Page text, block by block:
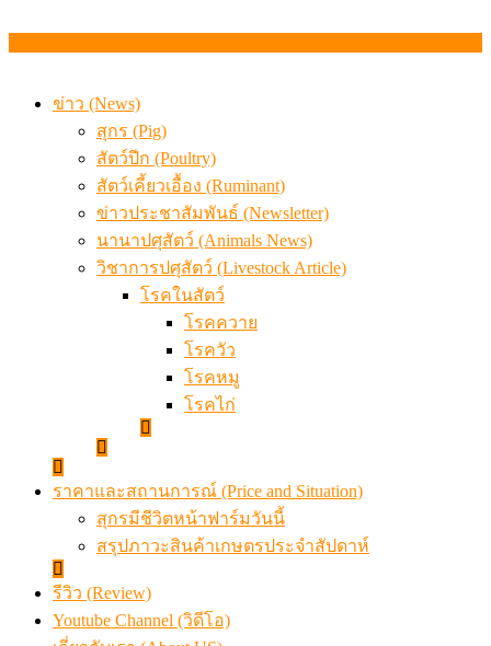
ข่าว (News)
สุกร (Pig)
สัตว์ปีก (Poultry)
สัตว์เคี้ยวเอื้อง (Ruminant)
ข่าวประชาสัมพันธ์ (Newsletter)
นานาปศุสัตว์ (Animals News)
วิชาการปศุสัตว์ (Livestock Article)
โรคในสัตว์
โรคควาย
โรควัว
โรคหมู
โรคไก่
ราคาและสถานการณ์ (Price and Situation)
สุกรมีชีวิตหน้าฟาร์มวันนี้
สรุปภาวะสินค้าเกษตรประจำสัปดาห์
รีวิว (Review)
Youtube Channel (วิดีโอ)